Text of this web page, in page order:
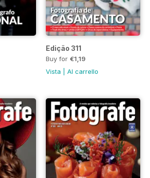
Edição 311
Buy for €1,19
Vista
Al carrello